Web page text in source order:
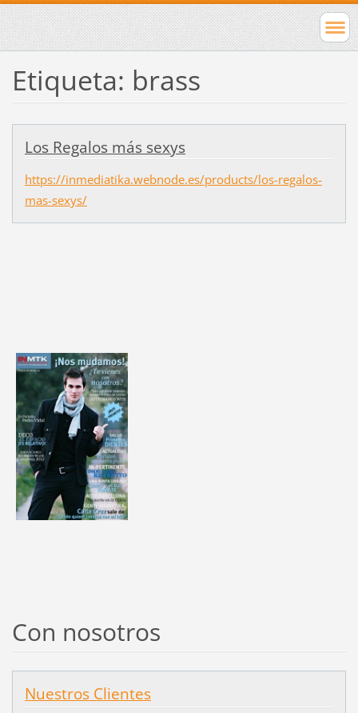
Etiqueta: brass
Los Regalos más sexys
https://inmediatika.webnode.es/products/los-regalos-
mas-sexys/
Con nosotros
Nuestros Clientes